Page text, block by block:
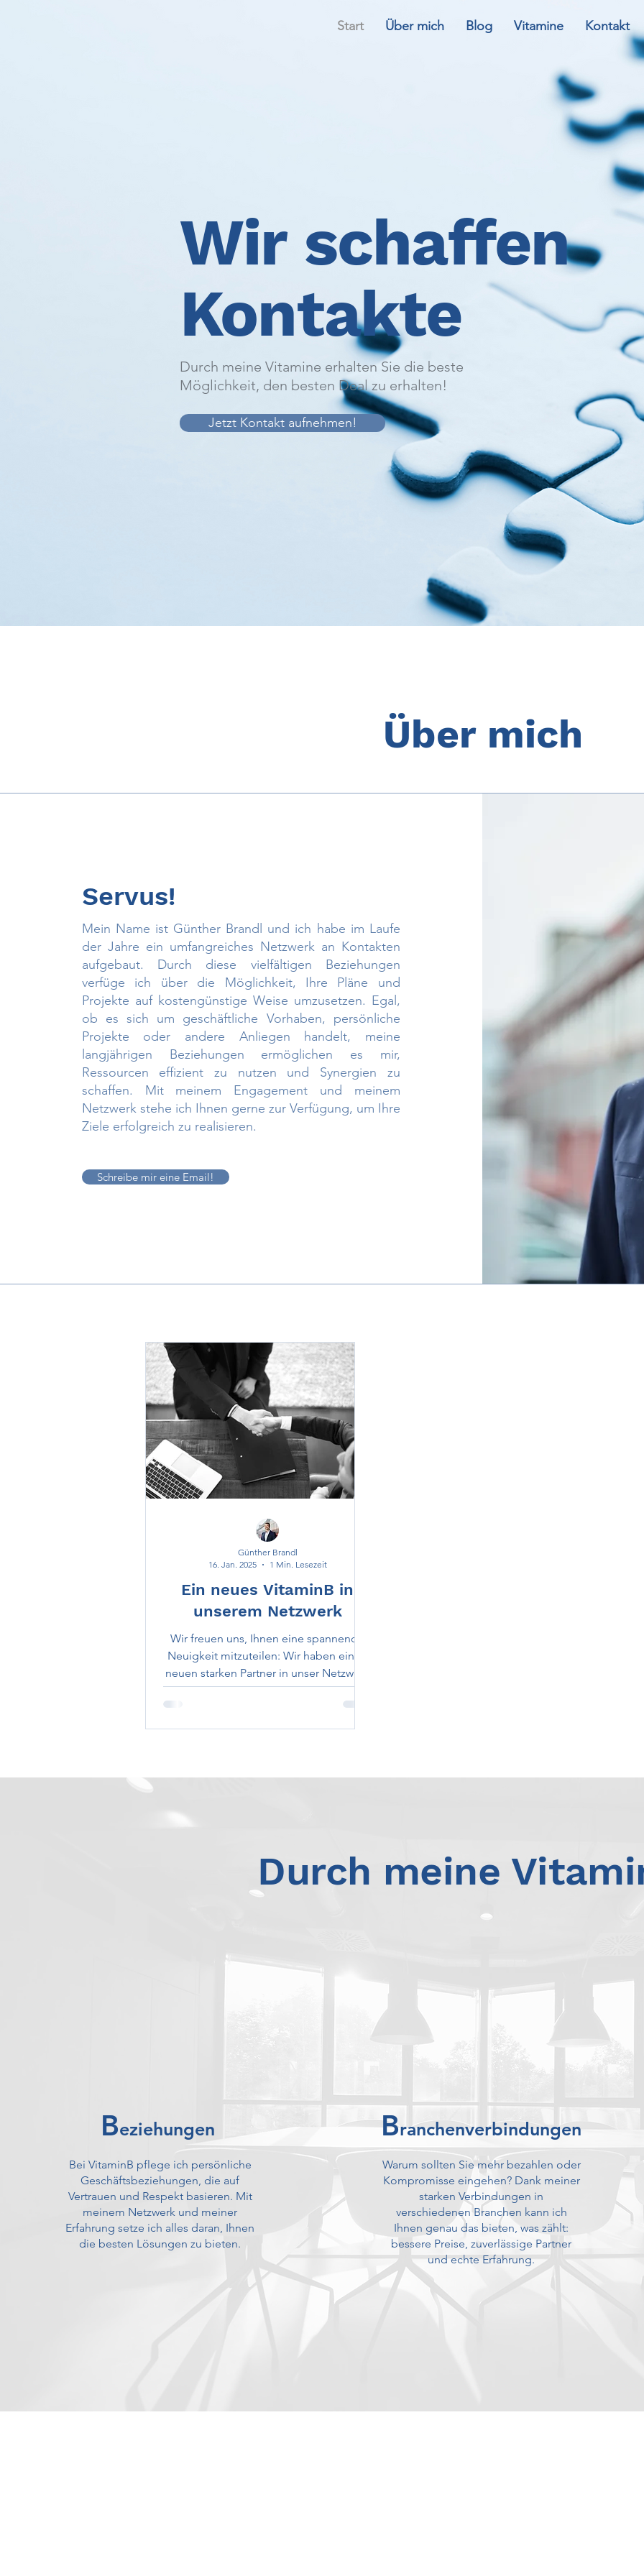
Start Über mich Blog Vitamine Kontakt
Wir schaffen
Kontakte
Durch meine Vitamine erhalten Sie die beste
Möglichkeit, den besten Deal zu erhalten!
Jetzt Kontakt aufnehmen!
Über mich
Servus!
Mein Name ist Günther Brandl und ich habe im Laufe
der Jahre ein umfangreiches Netzwerk an Kontakten
aufgebaut. Durch diese vielfältigen Beziehungen
verfüge ich über die Möglichkeit, Ihre Pläne und
Projekte auf kostengünstige Weise umzusetzen. Egal,
ob es sich um geschäftliche Vorhaben, persönliche
Projekte oder andere Anliegen handelt, meine
langjährigen Beziehungen ermöglichen es mir,
Ressourcen effizient zu nutzen und Synergien zu
schaffen. Mit meinem Engagement und meinem
Netzwerk stehe ich Ihnen gerne zur Verfügung, um Ihre
Ziele erfolgreich zu realisieren.
Schreibe mir eine Email!
Ein neues VitaminB in
unserem Netzwerk
Wir freuen uns, Ihnen eine spannende
Neuigkeit mitzuteilen: Wir haben einen
neuen starken Partner in unser Netzwerk
aufgenommen!
Günther Brandl
16. Jan. 2025
1 Min. Lesezeit
Durch meine
Beziehungen
Bei VitaminB pflege ich persönliche
Geschäftsbeziehungen, die auf
Vertrauen und Respekt basieren. Mit
meinem Netzwerk und meiner
Erfahrung setze ich alles daran, Ihnen
die besten Lösungen zu bieten.
Branchenverbindungen
Warum sollten Sie mehr bezahlen oder
Kompromisse eingehen? Dank meiner
starken Verbindungen in
verschiedenen Branchen kann ich
Ihnen genau das bieten, was zählt:
bessere Preise, zuverlässige Partner
und echte Erfahrung.